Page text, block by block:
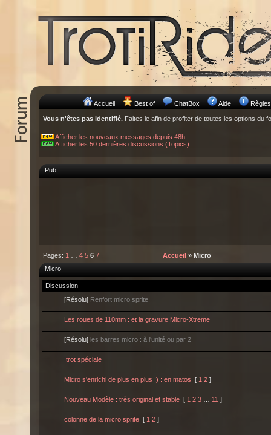
Accueil Best of ChatBox Aide Règles
Vous n'êtes pas identifié. Faites le afin de profiter de toutes les options du
Afficher les nouveaux messages depuis 48h
Afficher les 50 dernières discussions (Topics)
Pub
Pages: 1 4 5 6 7 Accueil » Micro
Micro
Discussion
[Résolu] Renfort micro sprite
Les roues de 110mm : et la gravure Micro-Xtreme
[Résolu]les barres micro : à l'unité ou par 2
trot spéciale
Micro s'enrichi de plus en plus :) : en matos [ 1 2 ]
Nouveau Modèle : très original et stable [ 1 2 3 11 ]
colonne de la micro sprite [ 1 2 ]